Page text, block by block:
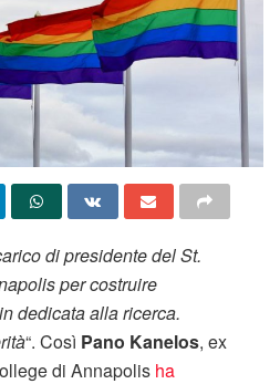
di presidente del St.
per costruire
dedicata alla ricerca.
“. Così Pano Kanelos, ex
di Annapolis ha